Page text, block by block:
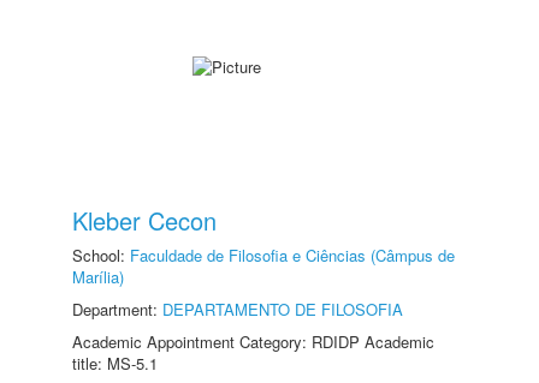
Kleber Cecon
School: Faculdade de Filosofia e Ciências (Câmpus de
Marília)
Department: DEPARTAMENTO DE FILOSOFIA
Academic Appointment Category: RDIDP Academic
title: MS-5.1